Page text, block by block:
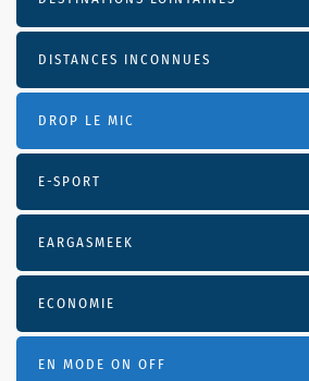
DISTANCES INCONNUES
DROP LE MIC
E-SPORT
EARGASMEEK
ECONOMIE
EN MODE ON OFF